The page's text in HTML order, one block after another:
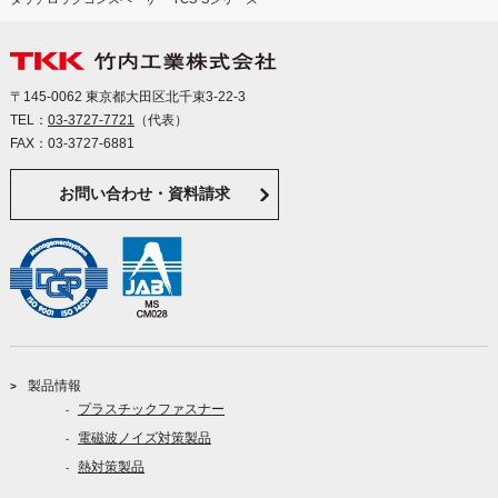
〒145-0062 東京都大田区北千束3-22-3
TEL： 03-3727-7721 （代表）
FAX：03-3727-6881
お問い合わせ・資料請求
製品情報
プラスチックファスナー
電磁波ノイズ対策製品
熱対策製品